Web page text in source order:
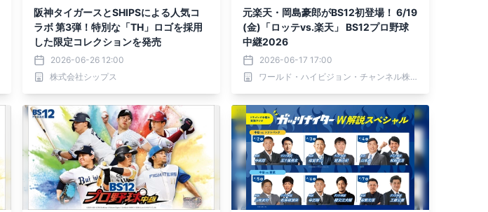
阪神タイガースとSHIPSによる人気コ
ラボ 第3弾！特別な「TH」ロゴを採用
した限定コレクションを発売
2026-06-26 12:00
株式会社シップス
元楽天・岡島豪郎がBS12初登場！ 6/19
(金)「ロッテvs.楽天」 BS12プロ野球
中継2026
2026-06-17 17:00
ワールド・ハイビジョン・チャンネル株式会社